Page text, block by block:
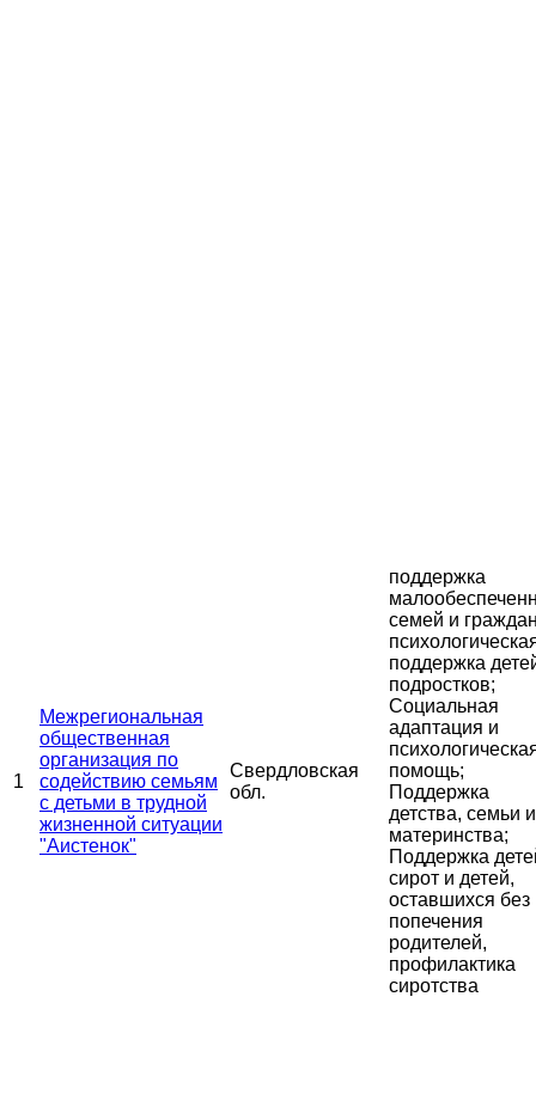
1
Межрегиональная
общественная
организация по
содействию семьям
с детьми в трудной
жизненной ситуации
"Аистенок"
Свердловская
обл.
поддержка
семей и
поддержка
подростков;
Социальная
адаптация и
помощь;
Поддержка
детства, семьи и
материнства;
Поддержка
сирот и детей,
оставшихся без
попечения
родителей,
профилактика
сиротства